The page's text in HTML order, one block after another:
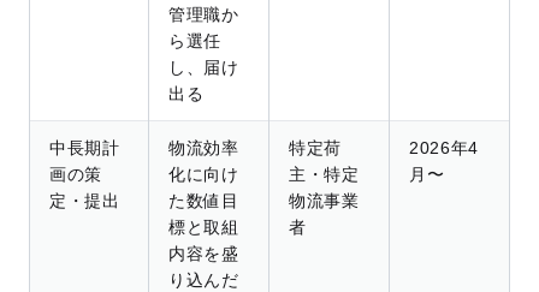
管理職か
ら選任
し、届け
出る
中長期計
画の策
定・提出
物流効率
化に向け
た数値目
標と取組
内容を盛
り込んだ
特定荷
主・特定
物流事業
者
2026年4
月〜